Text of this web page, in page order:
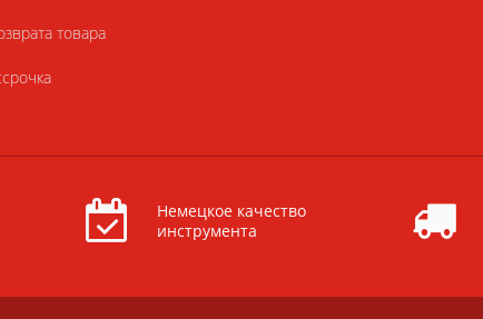
товара
Немецкое качество
инструмента